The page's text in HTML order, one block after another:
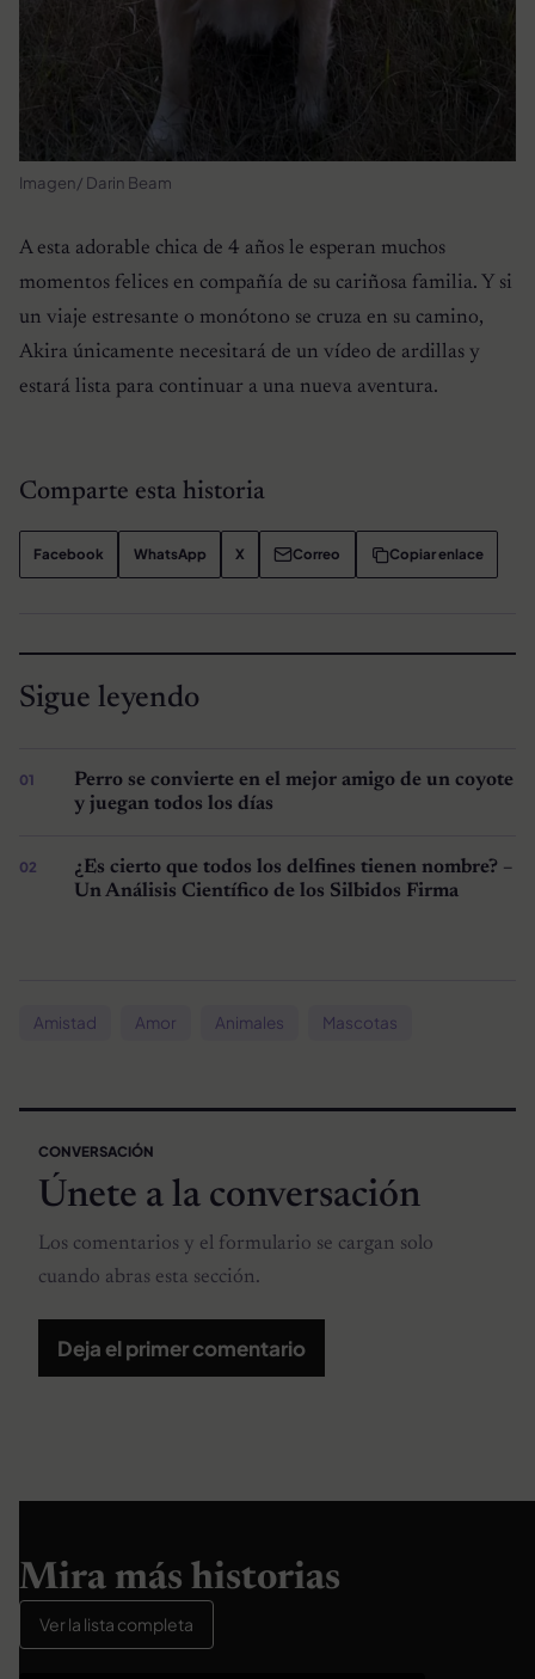
Imagen/ Darin Beam
A esta adorable chica de 4 años le esperan muchos
momentos felices en compañía de su cariñosa familia. Y si
un viaje estresante o monótono se cruza en su camino,
Akira únicamente necesitará de un vídeo de ardillas y
estará lista para continuar a una nueva aventura.
Comparte esta historia
Facebook WhatsApp X Correo Copiar enlace
Sigue leyendo
Perro se convierte en el mejor amigo de un coyote
y juegan todos los días
¿Es cierto que todos los delfines tienen nombre? –
Un Análisis Científico de los Silbidos Firma
Amistad Amor Animales Mascotas
CONVERSACIÓN
Únete a la conversación
Los comentarios y el formulario se cargan solo
cuando abras esta sección.
Deja el primer comentario
Mira más historias
Ver la lista completa